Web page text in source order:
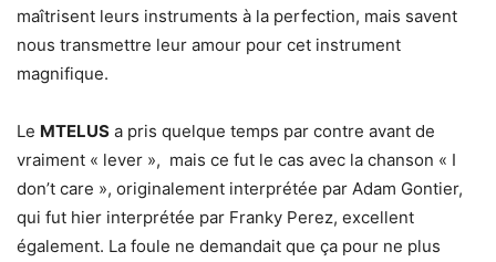
maîtrisent leurs instruments à la perfection, mais savent
nous transmettre leur amour pour cet instrument
magnifique.
Le MTELUS a pris quelque temps par contre avant de
vraiment « lever », mais ce fut le cas avec la chanson « I
don’t care », originalement interprétée par Adam Gontier,
qui fut hier interprétée par Franky Perez, excellent
également. La foule ne demandait que ça pour ne plus